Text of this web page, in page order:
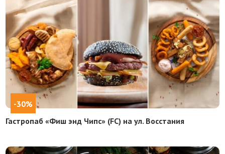
-30%
Гастропаб «Фиш энд Чипс» (FC) на ул. Восстания